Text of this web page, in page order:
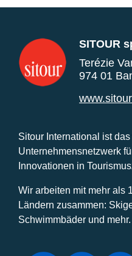
SITOUR
Terézie
974 01
Sitour International ist
Unternehmensnetzwerk
Innovationen in
Wir arbeiten mit mehr als
Ländern zusammen:
Schwimmbäder und mehr.